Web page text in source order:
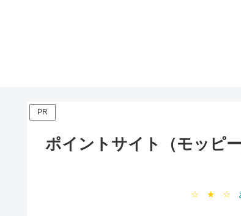
PR
ポイントサイト（モッピー
☆ ★ ☆